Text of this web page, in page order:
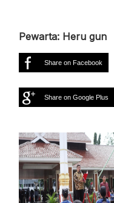
Pewarta: Heru gun
Share on Facebook
Share on Google Plus